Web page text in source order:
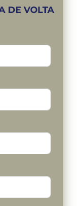
DE VOLTA